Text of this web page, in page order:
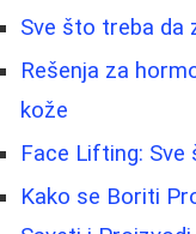
Sve što treba da
Rešenja za
kože
Face Lifting:
Kako se Boriti